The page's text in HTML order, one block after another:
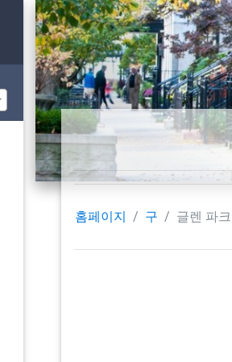
홈페이지 구 글렌 파